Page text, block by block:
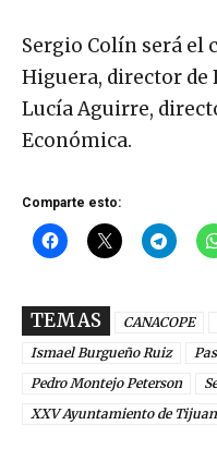
Sergio Colín será el
Higuera, director de
Lucía Aguirre,
Económica.
Comparte esto:
TEMAS CANACOPE
Ismael Burgueño Ruiz
Pedro Montejo Peterson
XXV Ayuntamiento de